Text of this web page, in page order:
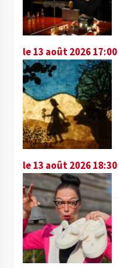
le 13 août 2026 17:00
le 13 août 2026 18:30